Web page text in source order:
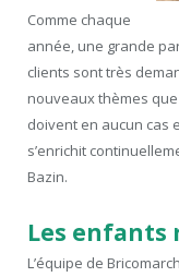
Comme chaque
année, une grande
clients sont très
nouveaux thèmes
doivent en aucun cas
s’enrichit
Bazin.
Les enfants
L’équipe de